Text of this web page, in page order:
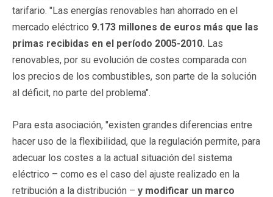
tarifario. "Las energías renovables han ahorrado en el
mercado eléctrico 9.173 millones de euros más que las
primas recibidas en el período 2005-2010. Las
renovables, por su evolución de costes comparada con
los precios de los combustibles, son parte de la solución
al déficit, no parte del problema".
Para esta asociación, "existen grandes diferencias entre
hacer uso de la flexibilidad, que la regulación permite, para
adecuar los costes a la actual situación del sistema
eléctrico – como es el caso del ajuste realizado en la
retribución a la distribución – y modificar un marco